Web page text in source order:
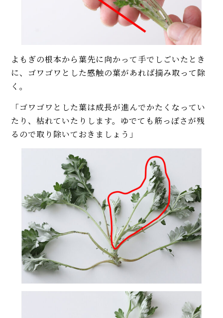
よもぎの根本から葉先に向かって手でしごいたとき
に、ゴワゴワとした感触の葉があれば摘み取って除
く。
「ゴワゴワとした葉は成長が進んでかたくなってい
たり、枯れていたりします。ゆでても筋っぽさが残
るので取り除いておきましょう」